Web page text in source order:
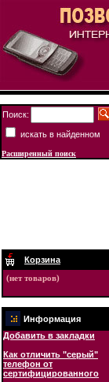
Поиск:
искать в найденном
Расширенный поиск
Корзина
(нет товаров)
Информация
Добавить в закладки
Как отличить "серый"
телефон от
сертифицированного